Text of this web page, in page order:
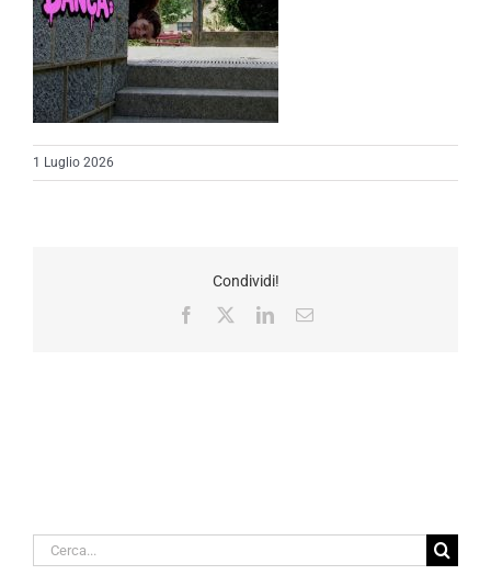
1 Luglio 2026
Condividi!
Facebook
LinkedInEmail
Cerca